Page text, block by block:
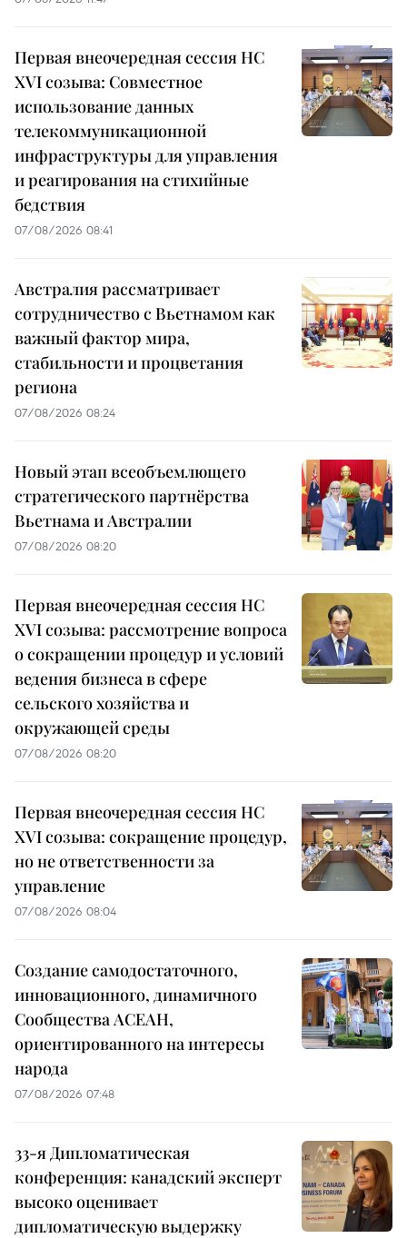
Первая внеочередная сессия НС
XVI созыва: Совместное
использование данных
телекоммуникационной
инфраструктуры для управления
и реагирования на стихийные
бедствия
07/08/2026 08:41
Австралия рассматривает
сотрудничество с Вьетнамом как
важный фактор мира,
стабильности и процветания
региона
07/08/2026 08:24
Новый этап всеобъемлющего
стратегического партнёрства
Вьетнама и Австралии
07/08/2026 08:20
Первая внеочередная сессия НС
XVI созыва: рассмотрение вопроса
о сокращении процедур и условий
ведения бизнеса в сфере
сельского хозяйства и
окружающей среды
07/08/2026 08:20
Первая внеочередная сессия НС
XVI созыва: сокращение процедур,
но не ответственности за
управление
07/08/2026 08:04
Создание самодостаточного,
инновационного, динамичного
Сообщества АСЕАН,
ориентированного на интересы
народа
07/08/2026 07:48
33-я Дипломатическая
конференция: канадский эксперт
высоко оценивает
дипломатическую выдержку